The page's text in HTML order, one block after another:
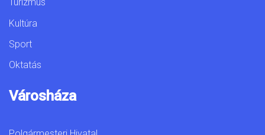
Turizmus
Kultúra
Sport
Oktatás
Városháza